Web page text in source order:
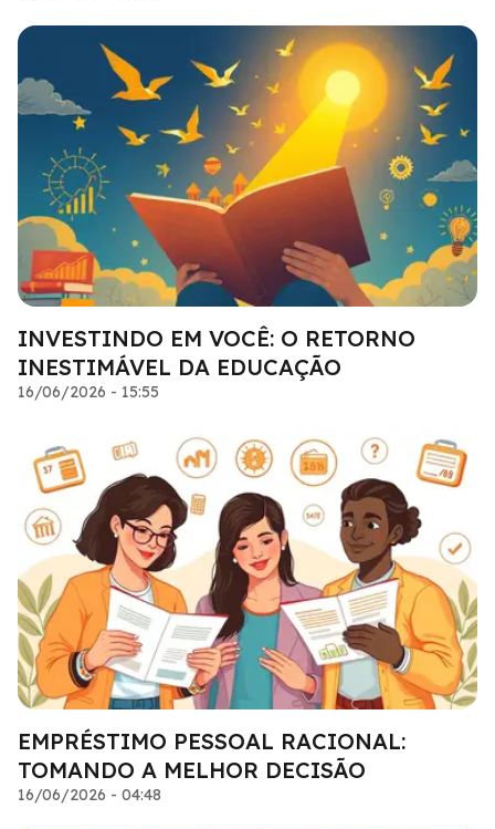
INVESTINDO EM VOCÊ: O RETORNO
INESTIMÁVEL DA EDUCAÇÃO
16/06/2026 - 15:55
EMPRÉSTIMO PESSOAL RACIONAL:
TOMANDO A MELHOR DECISÃO
16/06/2026 - 04:48